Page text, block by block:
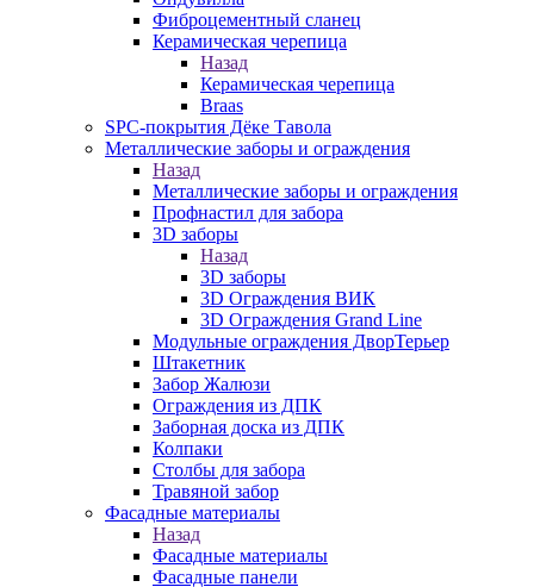
Фиброцементный сланец
Керамическая черепица
Назад
Керамическая черепица
Braas
SPC-покрытия Дёке Тавола
Металлические заборы и ограждения
Назад
Металлические заборы и ограждения
Профнастил для забора
3D заборы
Назад
3D заборы
3D Ограждения ВИК
3D Ограждения Grand Line
Модульные ограждения ДворТерьер
Штакетник
Забор Жалюзи
Ограждения из ДПК
Заборная доска из ДПК
Колпаки
Столбы для забора
Травяной забор
Фасадные материалы
Назад
Фасадные материалы
Фасадные панели